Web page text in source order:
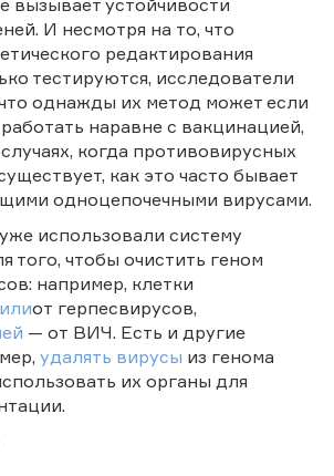
И несмотря на то, что
редактирования
тестируются, исследователи
однажды их метод может если
наравне с вакцинацией,
когда противовирусных
как это часто бывает
одноцепочечными вирусами.
использовали систему
того, чтобы очистить геном
например, клетки
от герпесвирусов,
— от ВИЧ. Есть и другие
удалять вирусы из генома
их органы для